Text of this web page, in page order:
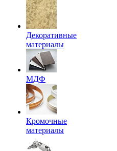
Декоративные
материалы
МДФ
Кромочные
материалы